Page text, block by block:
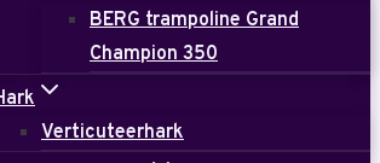
BERG trampoline Grand
Champion 350
Verticuteerhark